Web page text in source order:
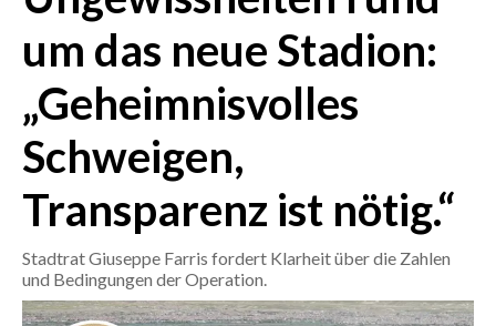
CRONACA
ITALIA
MONDO
POLITICA
ECONOMIA
SERVIZI ALLE IMPRESE
LAVORO
um das neue Stadion:
„Geheimnisvolles
Schweigen,
Transparenz ist nötig.“
Stadtrat Giuseppe Farris fordert Klarheit über die Zahlen
und Bedingungen der Operation.